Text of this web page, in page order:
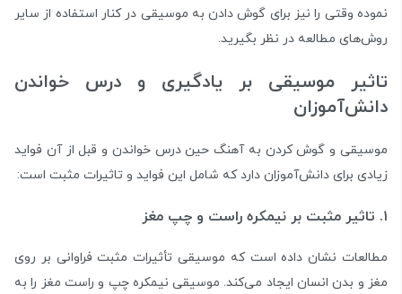
نموده وقتی را نیز برای گوش دادن به موسیقی در کنار استفاده از سایر
روش‌های مطالعه در نظر بگیرید.
تاثیر موسیقی بر یادگیری و درس خواندن
دانش‌‌آموزان
موسیقی و گوش کردن به آهنگ حین درس خواندن و قبل از آن فواید
زیادی برای دانش‌آموزان دارد که شامل این فواید و تاثیرات مثبت است:
۱. تاثیر مثبت بر نیمکره راست و چپ مغز
مطالعات نشان داده است که موسیقی تأثیرات مثبت فراوانی بر روی
مغز و بدن انسان ایجاد می‌کند. موسیقی نیمکره چپ و راست مغز را به